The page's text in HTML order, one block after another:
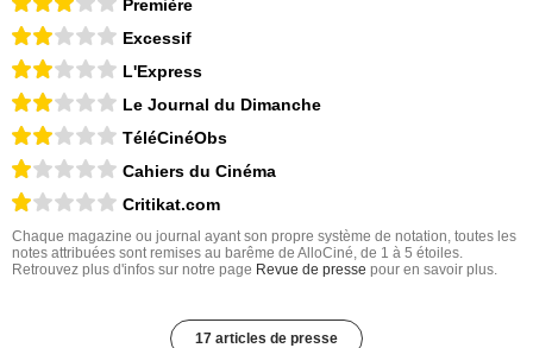
Première
Excessif
L'Express
Le Journal du Dimanche
TéléCinéObs
Cahiers du Cinéma
Critikat.com
Chaque magazine ou journal ayant son propre système de notation, toutes les
notes attribuées sont remises au barême de AlloCiné, de 1 à 5 étoiles.
Retrouvez plus d'infos sur notre page Revue de presse pour en savoir plus.
17 articles de presse